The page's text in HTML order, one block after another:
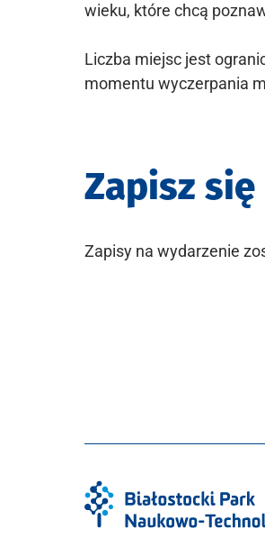
wieku, które chcą
Liczba miejsc jest
momentu wyczerpania
Zapisz
Zapisy na wydarzenie